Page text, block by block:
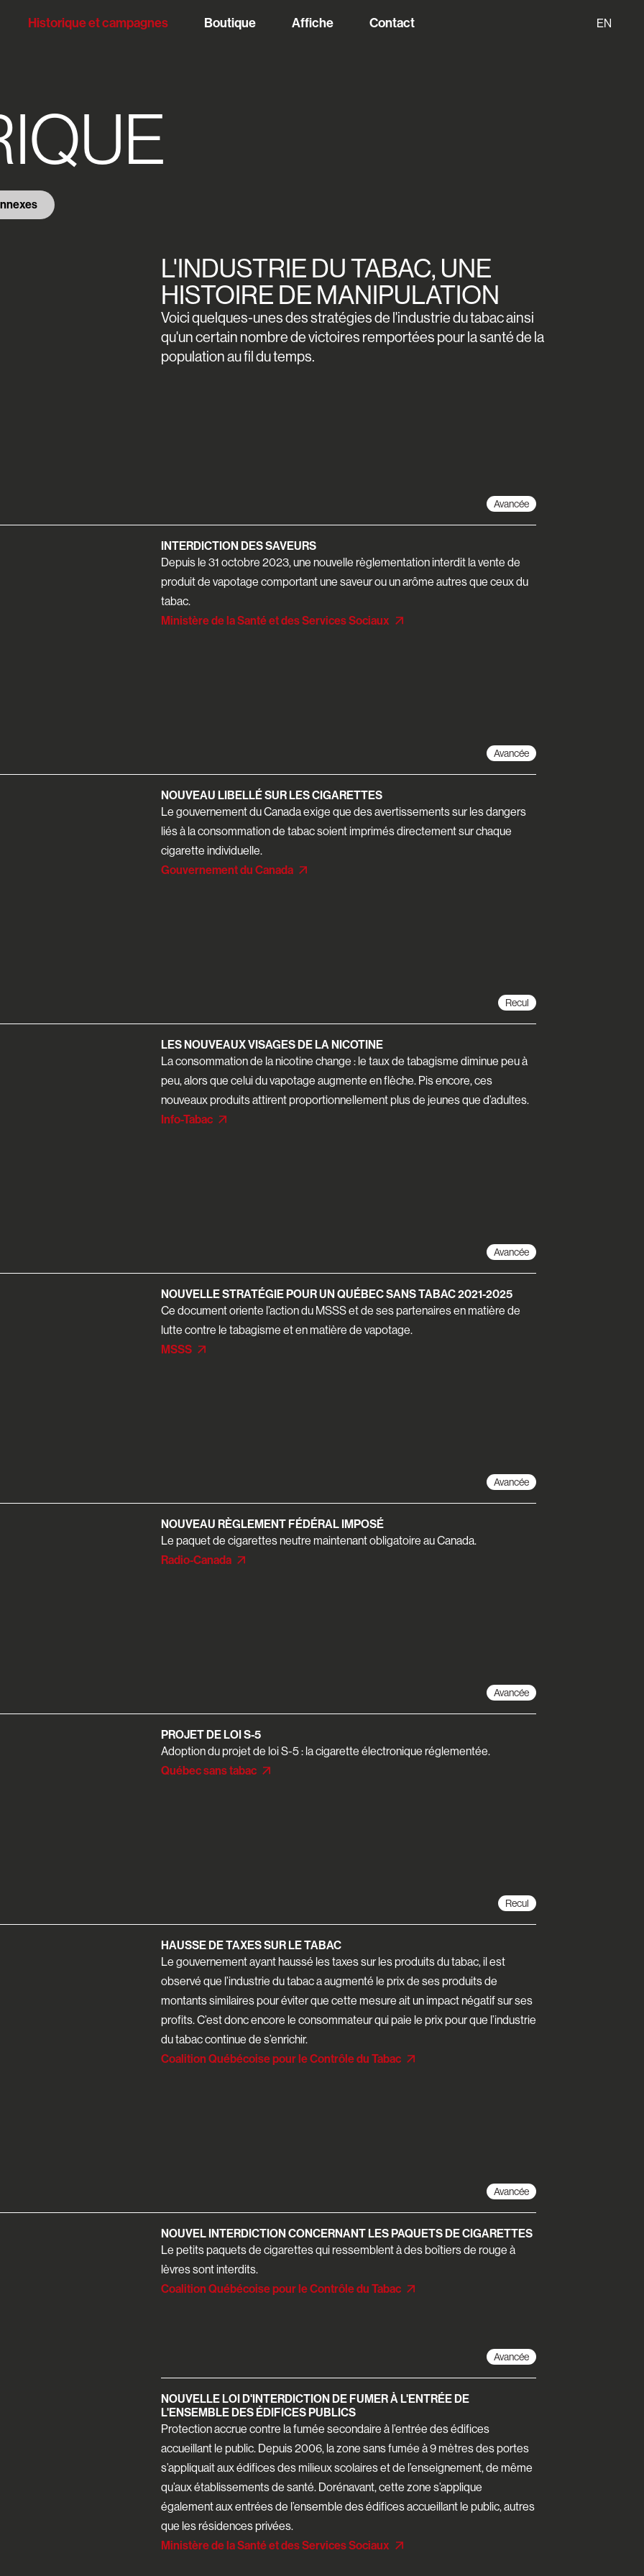
Historique et campagnes Boutique Affiche Contact EN
L'INDUSTRIE DU TABAC, UNE
HISTOIRE DE MANIPULATION
Voici quelques-unes des stratégies de l'industrie du tabac ainsi
qu'un certain nombre de victoires remportées pour la santé de la
population au fil du temps.
Avancée
INTERDICTION DES SAVEURS
Depuis le 31 octobre 2023, une nouvelle règlementation interdit la vente de
produit de vapotage comportant une saveur ou un arôme autres que ceux du
tabac.
Ministère de la Santé et des Services Sociaux
Avancée
NOUVEAU LIBELLÉ SUR LES CIGARETTES
Le gouvernement du Canada exige que des avertissements sur les dangers
liés à la consommation de tabac soient imprimés directement sur chaque
cigarette individuelle.
Gouvernement du Canada
Recul
LES NOUVEAUX VISAGES DE LA NICOTINE
La consommation de la nicotine change : le taux de tabagisme diminue peu à
peu, alors que celui du vapotage augmente en flèche. Pis encore, ces
nouveaux produits attirent proportionnellement plus de jeunes que d’adultes.
Info-Tabac
Avancée
NOUVELLE STRATÉGIE POUR UN QUÉBEC SANS TABAC 2021-2025
Ce document oriente l’action du MSSS et de ses partenaires en matière de
lutte contre le tabagisme et en matière de vapotage.
MSSS
Avancée
NOUVEAU RÈGLEMENT FÉDÉRAL IMPOSÉ
Le paquet de cigarettes neutre maintenant obligatoire au Canada.
Radio-Canada
Avancée
PROJET DE LOI S-5
Adoption du projet de loi S-5 : la cigarette électronique réglementée.
Québec sans tabac
Recul
HAUSSE DE TAXES SUR LE TABAC
Le gouvernement ayant haussé les taxes sur les produits du tabac, il est
observé que l’industrie du tabac a augmenté le prix de ses produits de
montants similaires pour éviter que cette mesure ait un impact négatif sur ses
profits. C’est donc encore le consommateur qui paie le prix pour que l’industrie
du tabac continue de s’enrichir.
Coalition Québécoise pour le Contrôle du Tabac
Avancée
NOUVEL INTERDICTION CONCERNANT LES PAQUETS DE CIGARETTES
Le petits paquets de cigarettes qui ressemblent à des boîtiers de rouge à
lèvres sont interdits.
Coalition Québécoise pour le Contrôle du Tabac
Avancée
NOUVELLE LOI D'INTERDICTION DE FUMER À L'ENTRÉE DE
L'ENSEMBLE DES ÉDIFICES PUBLICS
Protection accrue contre la fumée secondaire à l’entrée des édifices
accueillant le public. Depuis 2006, la zone sans fumée à 9 mètres des portes
s’appliquait aux édifices des milieux scolaires et de l’enseignement, de même
qu’aux établissements de santé. Dorénavant, cette zone s’applique
également aux entrées de l’ensemble des édifices accueillant le public, autres
que les résidences privées.
Ministère de la Santé et des Services Sociaux